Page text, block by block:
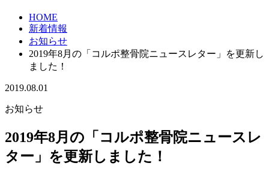
HOME
新着情報
お知らせ
2019年8月の「コルポ整骨院ニュースレター」を更新し
ました！
2019.08.01
お知らせ
2019年8月の「コルポ整骨院ニュースレ
ター」を更新しました！